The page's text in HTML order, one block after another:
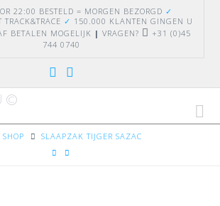
22:00 BESTELD = MORGEN BEZORGD ✓
TRACK&TRACE ✓ 150.000 KLANTEN GINGEN U
BETALEN MOGELIJK | VRAGEN?
+31 (0)45
744 0740
SHOP SLAAPZAK TIJGER SAZAC